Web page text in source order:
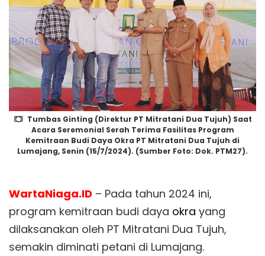
Tumbas Ginting (Direktur PT Mitratani Dua Tujuh) Saat
Acara Seremonial Serah Terima Fasilitas Program
Kemitraan Budi Daya Okra PT Mitratani Dua Tujuh di
Lumajang, Senin (15/7/2024). (Sumber Foto: Dok. PTM27).
WartaNiaga.ID – Pada tahun 2024 ini,
program kemitraan budi daya okra yang
dilaksanakan oleh PT Mitratani Dua Tujuh,
semakin diminati petani di Lumajang.